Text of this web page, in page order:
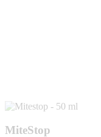
MiteStop